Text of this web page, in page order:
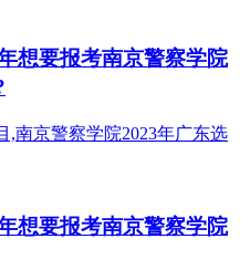
想要报考南京警察学院
想要报考南京警察学院